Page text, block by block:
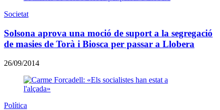
Societat
Solsona aprova una moció de suport a la segregació
de masies de Torà i Biosca per passar a Llobera
26/09/2014
Política